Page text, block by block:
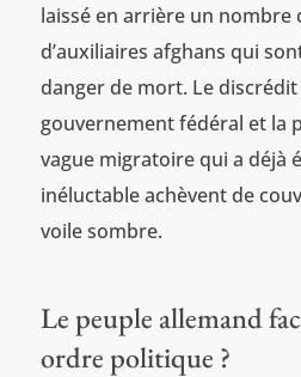
laissé en arrière un nombre
d’auxiliaires afghans qui
danger de mort. Le
gouvernement fédéral et la
vague migratoire qui a déjà
inéluctable achèvent de
voile sombre.
Le peuple allemand
ordre politique ?